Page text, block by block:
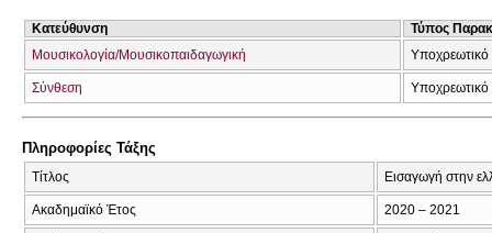
Κατεύθυνση
Τύπος
Μουσικολογία/Μουσικοπαιδαγωγική
Υποχρεωτικό
Σύνθεση Υποχρεωτικό
Πληροφορίες Τάξης
Τίτλος Εισαγωγή στην
Ακαδημαϊκό Έτος 2020 – 2021